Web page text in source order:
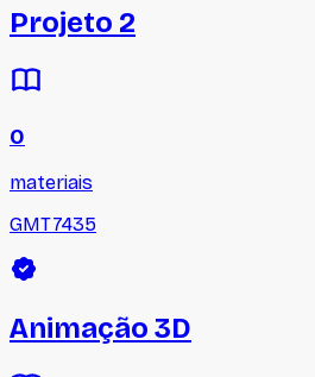
Projeto 2
0
materiais
GMT7435
Animação 3D